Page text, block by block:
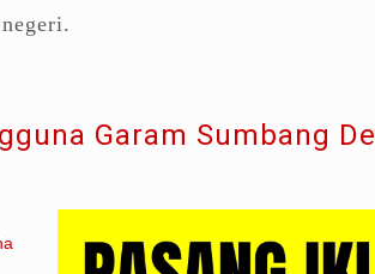
Garam Sumbang